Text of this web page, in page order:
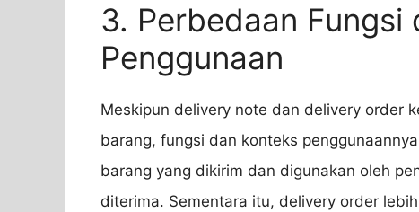
3. Perbedaan Fungsi
Penggunaan
Meskipun delivery note dan delivery order
barang, fungsi dan konteks
barang yang dikirim dan digunakan oleh
diterima. Sementara itu, delivery order